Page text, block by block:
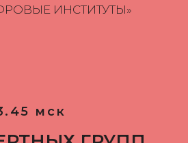
ИНСТИТУТЫ»
мск